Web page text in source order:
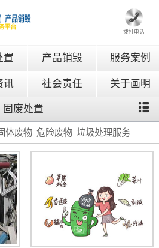
拨打电话
置 产品销毁 服务案例
讯 社会责任 关于画明
固废处置
体废物 危险废物 垃圾处理服务